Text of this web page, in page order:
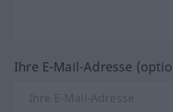
Ihre E-Mail-Adresse